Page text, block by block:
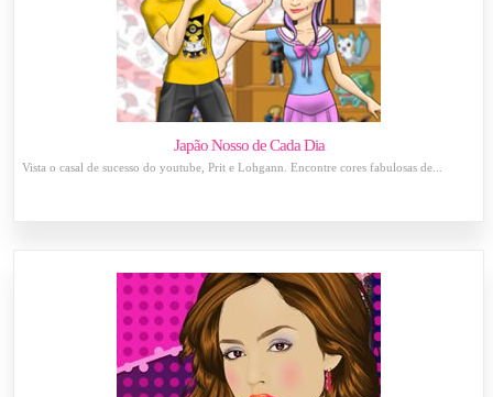
Japão Nosso de Cada Dia
Vista o casal de sucesso do youtube, Prit e Lohgann. Encontre cores fabulosas de...